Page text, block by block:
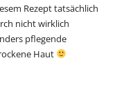
Rezept tatsächlich
nicht wirklich
pflegende
Haut